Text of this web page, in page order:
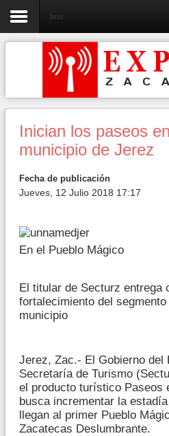
Jerez
Inician los paseos
municipio de Jerez
Fecha de publicación
Jueves, 12 Julio 2018 17:17
En el Pueblo Mágico
El titular de Secturz entrega
fortalecimiento del
municipio
Jerez, Zac.- El Gobierno del
Secretaría de Turismo
el producto turístico Paseos
busca incrementar la
llegan al primer Pueblo
Zacatecas Deslumbrante.